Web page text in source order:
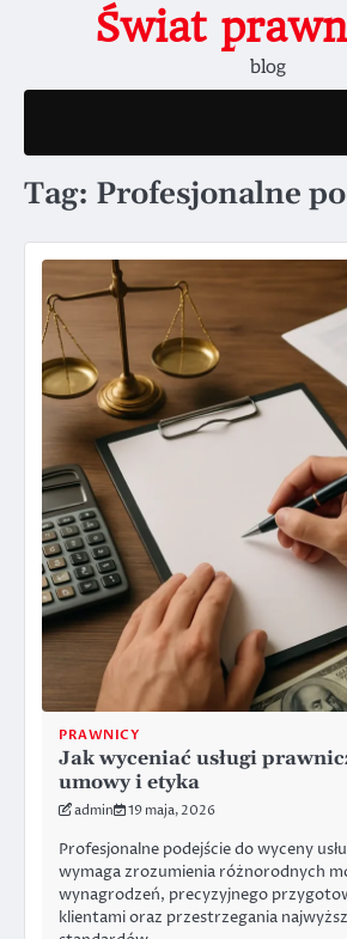
Świat
blog
Tag: Profesjonalne
PRAWNICY
Jak wyceniać usługi
umowy i etyka
admin 19 maja, 2026
Profesjonalne podejście do wyceny
wymaga zrozumienia różnorodnych
wynagrodzeń, precyzyjnego
klientami oraz przestrzegania